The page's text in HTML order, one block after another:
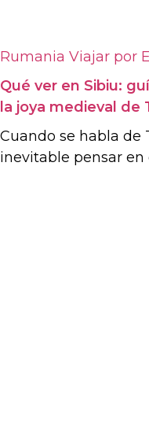
Rumania Viajar por
Qué ver en Sibiu:
la joya medieval de
Cuando se habla de
inevitable pensar en